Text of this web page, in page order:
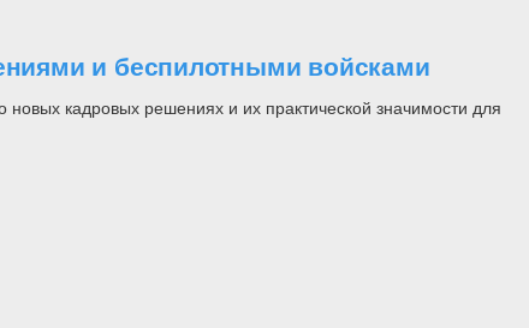
и беспилотными войсками
кадровых решениях и их практической значимости для